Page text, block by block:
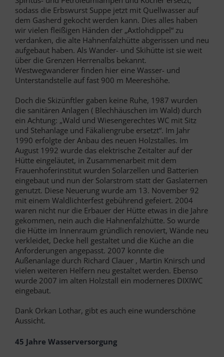
sodass die Erbswurst Suppe jetzt mit Quellwasser auf
dem Gasherd gekocht werden kann. Dies alles haben
wir vielen fleißigen Händen der „Axtlohdippel“ zu
verdanken, die alte Hahnenfalzhütte abgerissen und neu
aufgebaut haben. Als Wander- und Skihütte ist sie weit
über die Grenzen Herrenalbs bekannt.
Westwegwanderer finden hier eine Wasser- und
Unterstandstelle auf fast 900 m Meereshöhe.
Doch die Skizünftler gaben keine Ruhe, 1987 wurden
die sanitären Anlagen ( Blechhäuschen im Wald) durch
ein Achtung: „Wald und Wiesengerechtes WC mit Sitz
und Stehanlage und Fäkaliengrube ersetzt“. Im Jahr
1990 erfolgte der Anbau des neuen Holzstalles. Im
August 1992 wurde das elektrische Zeitalter auf der
Hütte eingeläutet, in Zusammenarbeit mit dem
Frauenhoferinstitut wurden Solarzellen und Batterien
eingebaut und nun der Solarstrom statt der Gaslaternen
genutzt. Diese Neuerung wurde am 13. November 92
mit einem Waldlichterfest gebührend gefeiert. 2004
waren nicht nur die Erbauer der Hütte etwas in die Jahre
gekommen, nein auch die Hahnenfalzhütte. So wurde
die Hütte im Innenraum gründlich renoviert, Wände neu
verkleidet, Decke hell gestaltet und die Küche an die
Anforderungen angepasst. 2007 konnte die
Außenanlage durch Richard Clauer , Martin Knirsch und
vielen weiteren Helfern neu gestaltet werden. Ebenso
wurde 2007 im alten Holzstall ein moderneres DIXIWC
eingebaut.
Dank Orkan Lothar, gibt es auch eine wunderschöne
Aussicht.
45 Jahre Wasserversorgung